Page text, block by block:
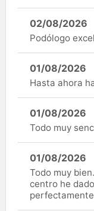
02/08/2026
Podólogo
01/08/2026
Hasta ahora
01/08/2026
Todo muy
01/08/2026
Todo muy
centro he